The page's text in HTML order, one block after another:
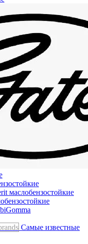
маслобензостойкие
Самые известные